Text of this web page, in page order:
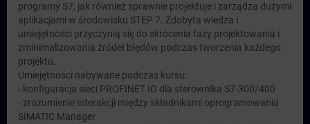
programy S7, jak również sprawnie projektuje i zarządza dużymi
aplikacjami w środowisku STEP 7. Zdobyta wiedza i
umiejętności przyczynią się do skrócenia fazy projektowania i
zminimalizowania źródeł błędów podczas tworzenia każdego
projektu.
Umiejętności nabywane podczas kursu:
- konfiguracja sieci PROFINET IO dla sterownika S7-300/400
- zrozumienie interakcji między składnikami oprogramowania
SIMATIC Manager